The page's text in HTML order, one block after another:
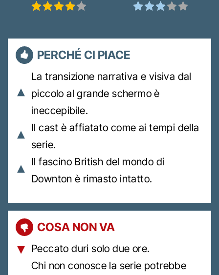
PERCHÉ CI PIACE
La transizione narrativa e visiva dal
piccolo al grande schermo è
ineccepibile.
Il cast è affiatato come ai tempi della
serie.
Il fascino British del mondo di
Downton è rimasto intatto.
COSA NON VA
Peccato duri solo due ore.
Chi non conosce la serie potrebbe